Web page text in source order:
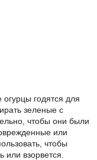
огурцы годятся для
зеленые с
чтобы они были
или
чтобы
или взорвется.